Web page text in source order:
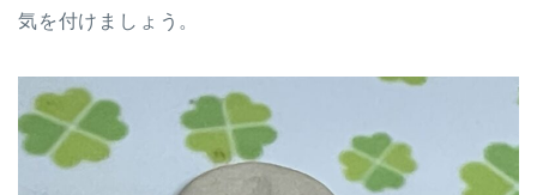
気を付けましょう。